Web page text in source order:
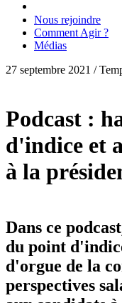
Nous rejoindre
Comment Agir ?
Médias
27 septembre 2021 /
Podcast :
d'indice et
à la
Dans ce
du point
d'orgue de la
perspectives